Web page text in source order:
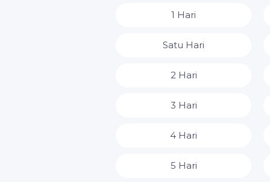
1 Hari
Satu Hari
2 Hari
3 Hari
4 Hari
5 Hari